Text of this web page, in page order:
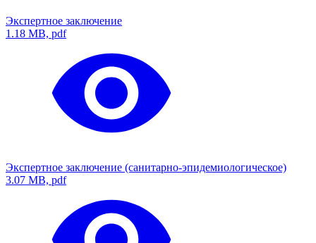
Экспертное заключение
1.18 MB, pdf
Экспертное заключение (санитарно-эпидемиологическое)
3.07 MB, pdf